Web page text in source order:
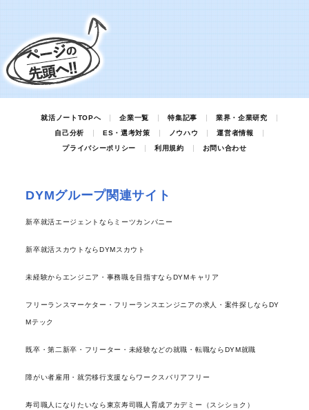
就活ノートTOPへ 企業一覧 特集記事
業界・企業研究
自己分析
ES・選考対策 ノウハウ
運営者情報
プライバシーポリシー
利用規約 お問い合わせ
DYMグループ関連サイト
新卒就活エージェントならミーツカンパニー
新卒就活スカウトならDYMスカウト
未経験からエンジニア・事務職を目指すならDYMキャリア
フリーランスマーケター・フリーランスエンジニアの求人・案件探しならDY
Mテック
既卒・第二新卒・フリーター・未経験などの就職・転職ならDYM就職
障がい者雇用・就労移行支援ならワークスバリアフリー
寿司職人になりたいなら東京寿司職人育成アカデミー（スシショク）